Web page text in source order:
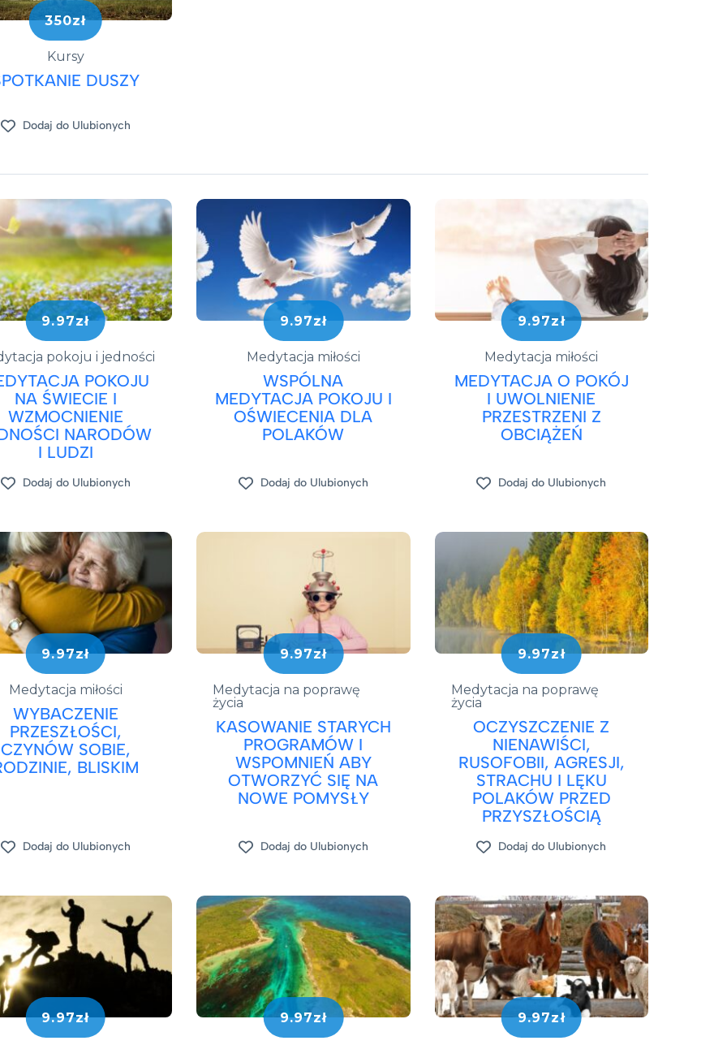
350zł
Kursy
DUSZY
Dodaj do Ulubionych
9.97zł
pokoju i jedności
POKOJU
NA ŚWIECIE I
WZMOCNIENIE
NARODÓW
I LUDZI
Dodaj do Ulubionych
9.97zł
Medytacja miłości
WSPÓLNA
MEDYTACJA POKOJU I
OŚWIECENIA DLA
POLAKÓW
Dodaj do Ulubionych
9.97zł
Medytacja miłości
MEDYTACJA O POKÓJ
I UWOLNIENIE
PRZESTRZENI Z
OBCIĄŻEŃ
Dodaj do Ulubionych
9.97zł
Medytacja miłości
WYBACZENIE
PRZESZŁOŚCI,
CZYNÓW SOBIE,
BLISKIM
Dodaj do Ulubionych
9.97zł
Medytacja na poprawę
życia
KASOWANIE STARYCH
PROGRAMÓW I
WSPOMNIEŃ ABY
OTWORZYĆ SIĘ NA
NOWE POMYSŁY
Dodaj do Ulubionych
9.97zł
Medytacja na poprawę
życia
OCZYSZCZENIE Z
NIENAWIŚCI,
RUSOFOBII, AGRESJI,
STRACHU I LĘKU
POLAKÓW PRZED
PRZYSZŁOŚCIĄ
Dodaj do Ulubionych
9.97zł 9.97zł 9.97zł